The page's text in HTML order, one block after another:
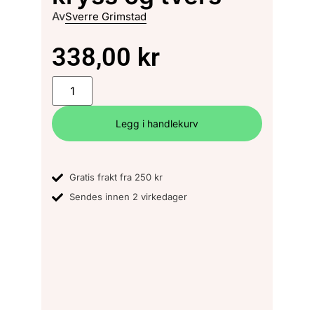
AvSverre Grimstad
338,00 kr
Legg i handlekurv
Gratis frakt fra 250 kr
Sendes innen 2 virkedager